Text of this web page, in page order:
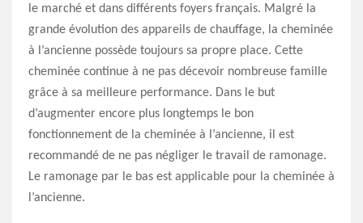
le marché et dans différents foyers français. Malgré la
grande évolution des appareils de chauffage, la cheminée
à l’ancienne possède toujours sa propre place. Cette
cheminée continue à ne pas décevoir nombreuse famille
grâce à sa meilleure performance. Dans le but
d’augmenter encore plus longtemps le bon
fonctionnement de la cheminée à l’ancienne, il est
recommandé de ne pas négliger le travail de ramonage.
Le ramonage par le bas est applicable pour la cheminée à
l’ancienne.